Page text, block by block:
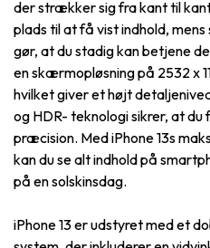
der strækker sig fra kant til
plads til at få vist indhold,
gør, at du stadig kan betjene
en skærmopløsning på 2532 x
hvilket giver et højt
og HDR- teknologi sikrer, at
præcision. Med iPhone 13s
kan du se alt indhold på
på en solskinsdag.
iPhone 13 er udstyret med et